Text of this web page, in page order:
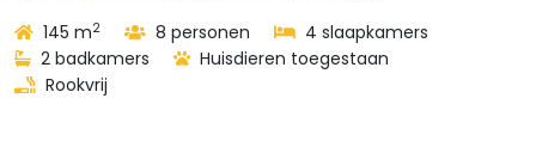
145 m2 8 personen
4 slaapkamers
2 badkamers
Huisdieren toegestaan
Rookvrij